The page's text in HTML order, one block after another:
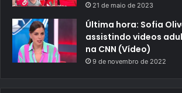
21 de maio de 2023
Última hora: Sofia
assistindo videos
na CNN (Vídeo)
9 de novembro de 2022